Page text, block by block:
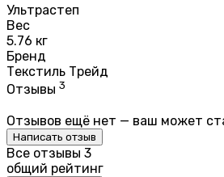
Ультрастеп
Вес
5.76 кг
Бренд
Текстиль Трейд
Отзывы 3
Отзывов ещё нет — ваш может
Написать отзыв
Все отзывы 3
общий рейтинг